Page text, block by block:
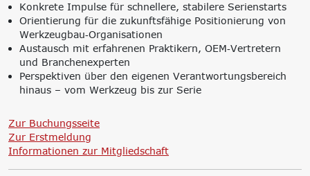
Konkrete Impulse für schnellere, stabilere Serienstarts
Orientierung für die zukunftsfähige Positionierung von
Werkzeugbau‑Organisationen
Austausch mit erfahrenen Praktikern, OEM‑Vertretern
und Branchenexperten
Perspektiven über den eigenen Verantwortungsbereich
hinaus – vom Werkzeug bis zur Serie
Zur Buchungsseite
Zur Erstmeldung
Informationen zur Mitgliedschaft